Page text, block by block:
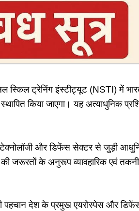
स्किल ट्रेनिंग इंस्टीट्यूट (NSTI) में
किया जाएगा। यह अत्याधुनिक
और डिफेंस सेक्टर से जुड़ी
जरूरतों के अनुरूप व्यावहारिक एवं
पहचान देश के प्रमुख एयरोस्पेस और